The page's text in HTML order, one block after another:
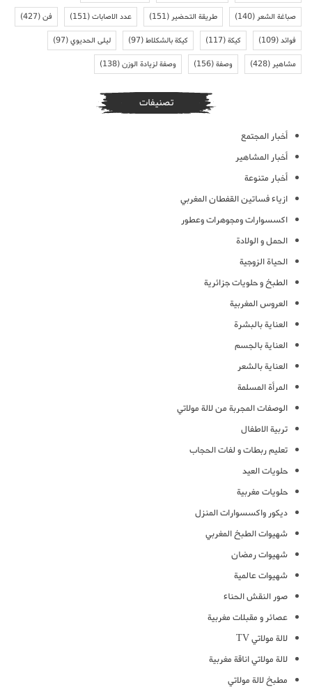
صباغة الشعر(140) طريقة التحضير(151) عدد الاصابات(151) فن(427)
فوائد(109) كيكة(117) كيكة بالشكلاط(97) ليلى الحديوي(97)
مشاهير(428) وصفة(156) وصفة لزيادة الوزن(138)
تصنيفات
أخبار المجتمع
أخبار المشاهير
أخبار متنوعة
ازياء فساتين القفطان المغربي
اكسسوارات ومجوهرات وعطور
الحمل و الولادة
الحياة الزوجية
الطبخ و حلويات جزائرية
العروس المغربية
العناية بالبشرة
العناية بالجسم
العناية بالشعر
المرأة المسلمة
الوصفات المجربة من لالة مولاتي
تربية الاطفال
تعليم ربطات و لفات الحجاب
حلويات العيد
حلويات مغربية
ديكور واكسسوارات المنزل
شهيوات الطبخ المغربي
شهيوات رمضان
شهيوات عالمية
صور النقش الحناء
عصائر و مقبلات مغربية
لالة مولاتي TV
لالة مولاتي اناقة مغربية
مطبخ لالة مولاتي